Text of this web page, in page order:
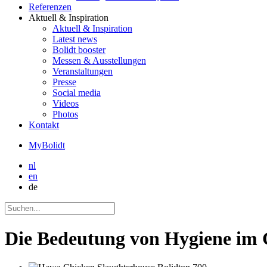
Referenzen
Aktuell & Inspiration
Aktuell & Inspiration
Latest news
Bolidt booster
Messen & Ausstellungen
Veranstaltungen
Presse
Social media
Videos
Photos
Kontakt
MyBolidt
nl
en
de
Die Bedeutung von Hygiene